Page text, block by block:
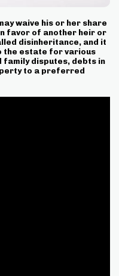
waive his or her share
favor of another heir or
disinheritance, and it
the estate for various
family disputes, debts in
to a preferred